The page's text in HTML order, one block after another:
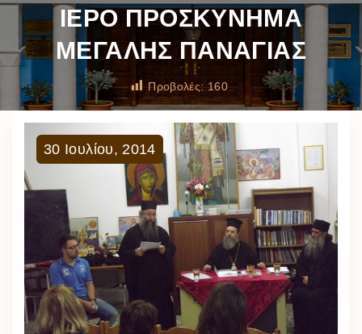
ΙΕΡΟ ΠΡΟΣΚΥΝΗΜΑ
ΜΕΓΑΛΗΣ ΠΑΝΑΓΙΑΣ
Προβολές: 160
30 Ιουλίου, 2014